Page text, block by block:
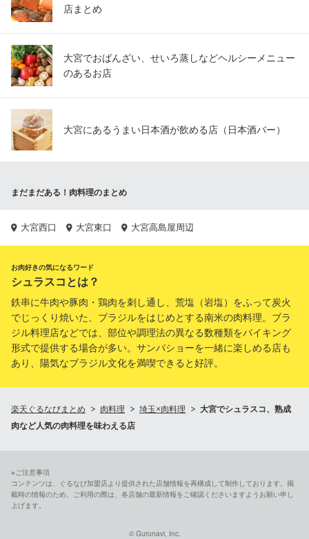
店まとめ
大宮でおばんざい、せいろ蒸しなどヘルシーメニュー
のあるお店
大宮にあるうまい日本酒が飲める店（日本酒バー）
まだまだある！肉料理のまとめ
大宮西口 大宮東口 大宮高島屋周辺
お肉好きの気になるワード
シュラスコとは？
鉄串に牛肉や豚肉・鶏肉を刺し通し、荒塩（岩塩）をふって炭火
でじっくり焼いた、ブラジルをはじめとする南米の肉料理。ブラ
ジル料理店などでは、部位や調理法の異なる数種類をバイキング
形式で提供する場合が多い。サンバショーを一緒に楽しめる店も
あり、陽気なブラジル文化を満喫できると好評。
楽天ぐるなびまとめ 肉料理 埼玉×肉料理
大宮でシュラスコ、熟成
肉など人気の肉料理を味わえる店
※ご注意事項
コンテンツは、ぐるなび加盟店より提供された店舗情報を再構成して制作しております。掲
載時の情報のため、ご利用の際は、各店舗の最新情報をご確認くださいますようお願い申し
上げます。
© Gurunavi, Inc.